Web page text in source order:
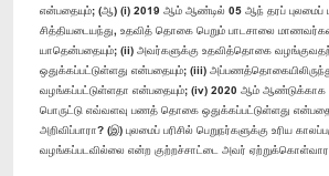
என்பதையும்; (ஆ) (i) 2019 ஆம் ஆண்டில் 05 ஆந் தரப் புலமைப்
சித்தியடையந்து, உதவித் தொகை பெறும் பாடசாலை
யாதென்பதையும்; (ii) அவர்களுக்கு உதவித்தொகை
ஒதுக்கப்பட்டுள்ளது என்பதையும்; (iii)
வழங்கப்பட்டுள்ளதா என்பதையும்; (iv) 2020 ஆம்
பொருட்டு எவ்வளவு பணத் தொகை ஒதுக்கப்பட்டுள்ளது
அறிவிப்பாரா? (இ) புலமைப் பரிசில் பெறுநர்களுக்கு உரிய
வழங்கப்படவில்லை என்ற குற்றச்சாட்டை அவர்